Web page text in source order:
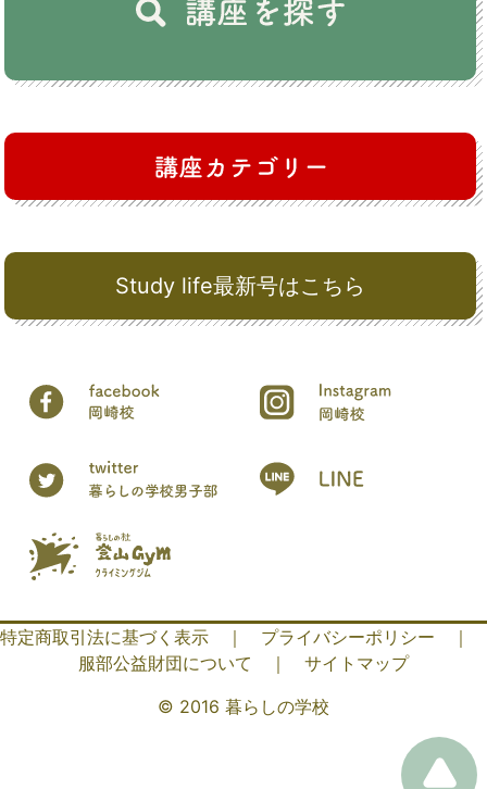
Study life最新号はこちら
特定商取引法に基づく表示 ｜ プライバシーポリシー
｜
服部公益財団について
｜
サイトマップ
© 2016 暮らしの学校